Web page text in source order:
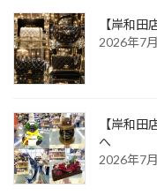
【岸和
2026年7
【岸和
へ
2026年7